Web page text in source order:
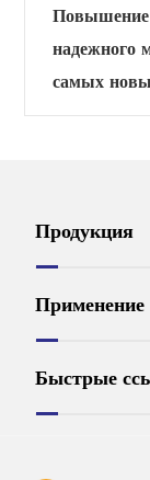
надежного
самых
Продукция
Применение
Быстрые